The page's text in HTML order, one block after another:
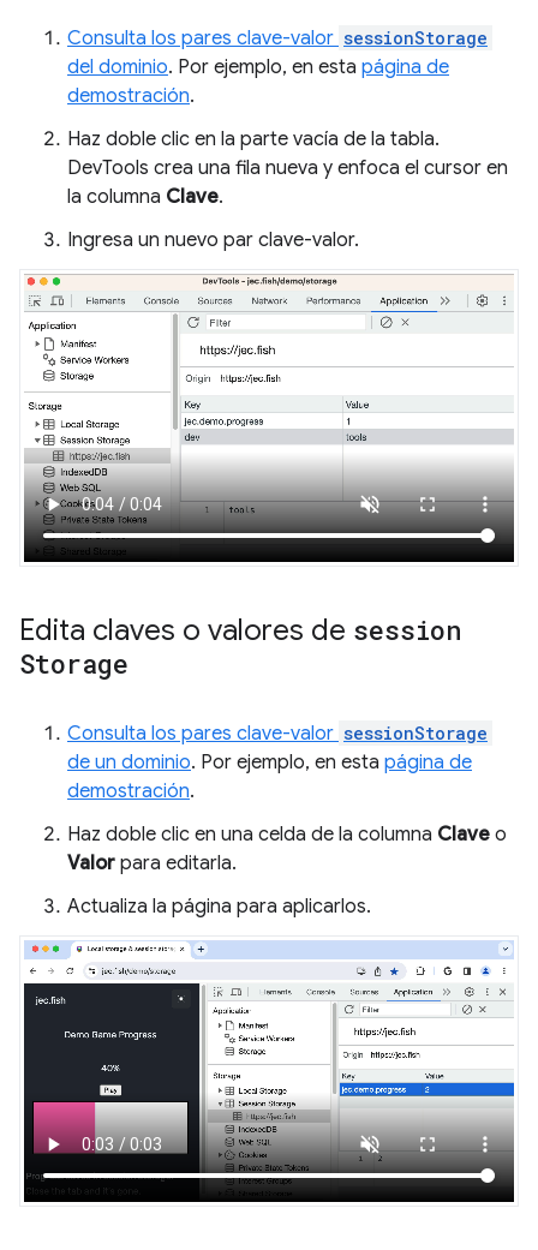
Consulta los pares clave-valor sessionStorage
del dominio. Por ejemplo, en esta página de
demostración.
Haz doble clic en la parte vacía de la tabla.
DevTools crea una fila nueva y enfoca el cursor en
la columna Clave.
Ingresa un nuevo par clave-valor.
Edita claves o valores de session
Storage
Consulta los pares clave-valor sessionStorage
de un dominio. Por ejemplo, en esta página de
demostración.
Haz doble clic en una celda de la columna Clave o
Valor para editarla.
Actualiza la página para aplicarlos.